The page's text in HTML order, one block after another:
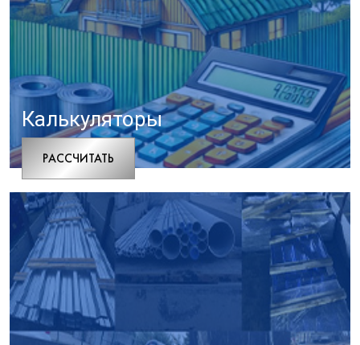
Калькуляторы
РАCСЧИТАТЬ